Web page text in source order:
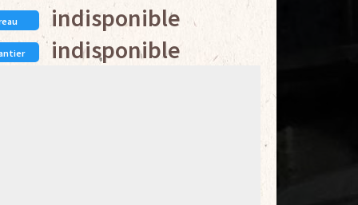
indisponible
indisponible